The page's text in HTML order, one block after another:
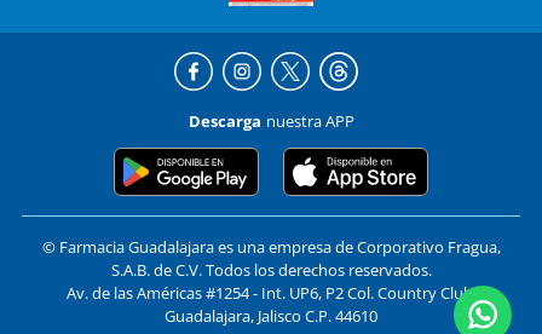
Descarga nuestra APP
© Farmacia Guadalajara es una empresa de Corporativo Fragua,
S.A.B. de C.V. Todos los derechos reservados.
Av. de las Américas #1254 - Int. UP6, P2 Col. Country Club,
Guadalajara, Jalisco C.P. 44610